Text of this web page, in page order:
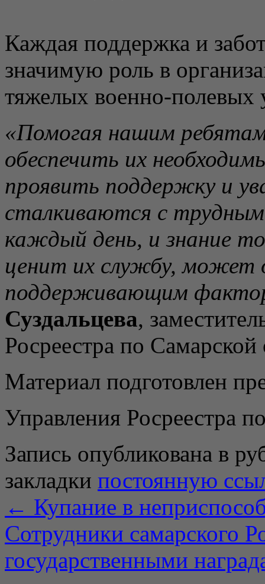
Каждая поддержка и
значимую роль в
тяжелых военно-полевых
«Помогая нашим
обеспечить их
проявить поддержку и
сталкиваются с
каждый день, и знание
ценит их службу, может
поддерживающим
Суздальцева,
Росреестра по Самарской
Материал подготовлен
Управления Росреестра
Запись опубликована в
закладки постоянную
← Купание в
Сотрудники самарского
государственными